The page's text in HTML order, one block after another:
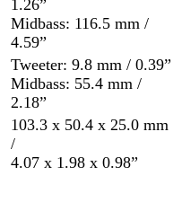
1.26”
Midbass: 116.5 mm /
4.59”
Tweeter: 9.8 mm / 0.39”
Midbass: 55.4 mm /
2.18”
103.3 x 50.4 x 25.0 mm
/
4.07 x 1.98 x 0.98”